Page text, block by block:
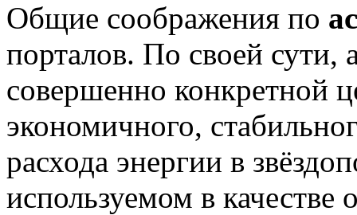
Общие соображения по
порталов. По своей сути,
совершенно конкретной
экономичного,
расхода энергии в
используемом в качестве